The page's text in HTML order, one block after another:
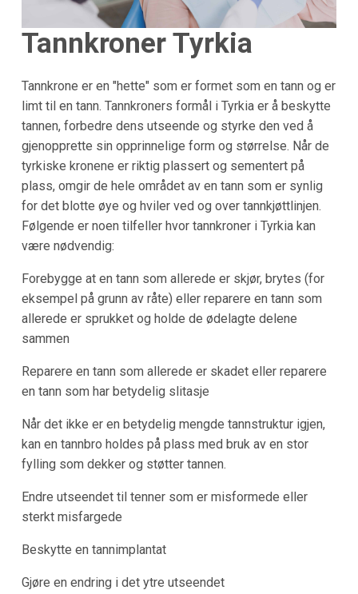
Tannkroner Tyrkia
Tannkrone er en "hette" som er formet som en tann og er
limt til en tann. Tannkroners formål i Tyrkia er å beskytte
tannen, forbedre dens utseende og styrke den ved å
gjenopprette sin opprinnelige form og størrelse. Når de
tyrkiske kronene er riktig plassert og sementert på
plass, omgir de hele området av en tann som er synlig
for det blotte øye og hviler ved og over tannkjøttlinjen.
Følgende er noen tilfeller hvor tannkroner i Tyrkia kan
være nødvendig:
Forebygge at en tann som allerede er skjør, brytes (for
eksempel på grunn av råte) eller reparere en tann som
allerede er sprukket og holde de ødelagte delene
sammen
Reparere en tann som allerede er skadet eller reparere
en tann som har betydelig slitasje
Når det ikke er en betydelig mengde tannstruktur igjen,
kan en tannbro holdes på plass med bruk av en stor
fylling som dekker og støtter tannen.
Endre utseendet til tenner som er misformede eller
sterkt misfargede
Beskytte en tannimplantat
Gjøre en endring i det ytre utseendet